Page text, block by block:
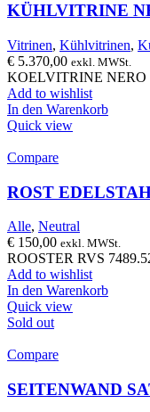
KÜHLVITRINE
Vitrinen, Kühlvitrinen,
€ 5.370,00 exkl. MWSt.
KOELVITRINE NERO
Add to wishlist
In den Warenkorb
Quick view
Compare
ROST
Alle, Neutral
€ 150,00 exkl. MWSt.
ROOSTER RVS
Add to wishlist
In den Warenkorb
Quick view
Sold out
Compare
SEITENWAND